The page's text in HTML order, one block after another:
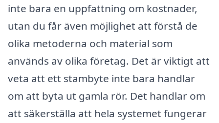
inte bara en uppfattning om kostnader,
utan du får även möjlighet att förstå de
olika metoderna och material som
används av olika företag. Det är viktigt att
veta att ett stambyte inte bara handlar
om att byta ut gamla rör. Det handlar om
att säkerställa att hela systemet fungerar